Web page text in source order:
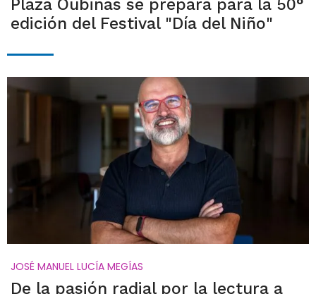
Plaza Oubiñas se prepara para la 50°
edición del Festival "Día del Niño"
JOSÉ MANUEL LUCÍA MEGÍAS
De la pasión radial por la lectura a